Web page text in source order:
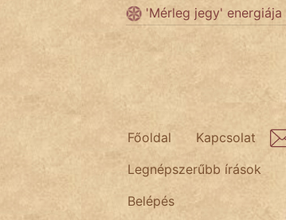
Láron Ádám
'Mérleg jegy' energiája
Főoldal Kapcsolat
Legnépszerűbb írások
Belépés